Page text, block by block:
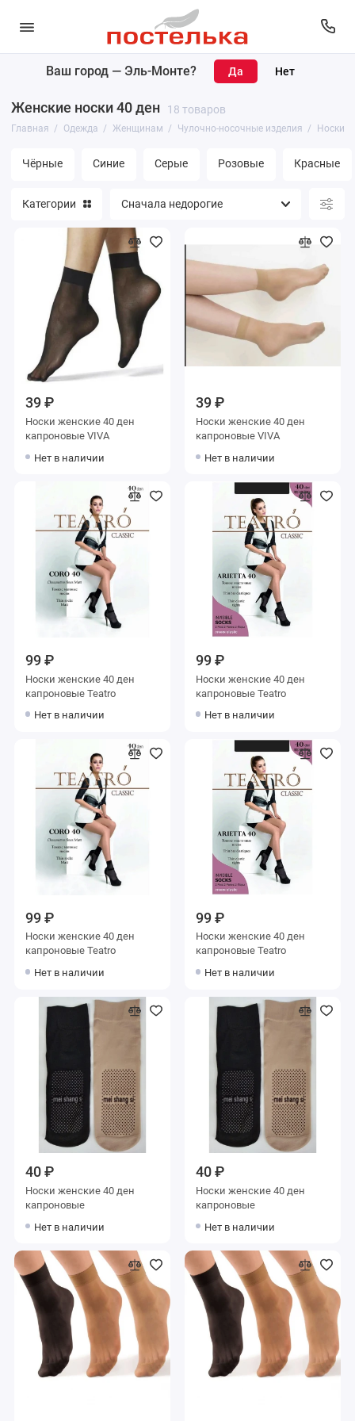
Ваш город — Эль-Монте?
Женские носки 40 ден 18 товаров
Главная Одежда Женщинам Чулочно-носочные изделия Носки
Чёрные Синие Серые Розовые Красные
Мужчинам
Категории
39 ₽
Носки женские 40 ден
капроновые VIVA
Нет в наличии
39 ₽
Носки женские 40 ден
капроновые VIVA
Нет в наличии
99 ₽
Носки женские 40 ден
капроновые Teatro
Нет в наличии
99 ₽
Носки женские 40 ден
капроновые Teatro
Нет в наличии
99 ₽
Носки женские 40 ден
капроновые Teatro
Нет в наличии
99 ₽
Носки женские 40 ден
капроновые Teatro
Нет в наличии
40 ₽
Носки женские 40 ден
капроновые
Нет в наличии
40 ₽
Носки женские 40 ден
капроновые
Нет в наличии